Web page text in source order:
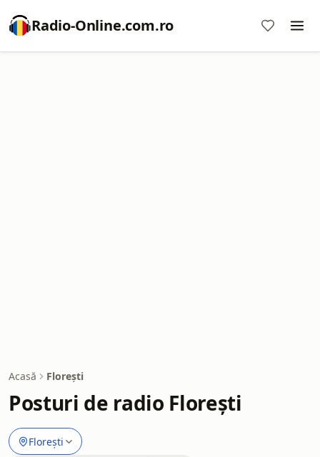
Radio-Online.com.ro
Acasă Florești
Posturi de radio Florești
Florești